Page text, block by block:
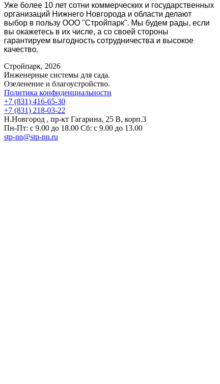
Уже более 10 лет сотни коммерческих и государственных
организаций Нижнего Новгорода и области делают
выбор в пользу ООО "Стройпарк". Мы будем рады, если
вы окажетесь в их числе, а со своей стороны
гарантируем выгодность сотрудничества и высокое
качество.
Стройпарк, 2026
Инженерные системы для сада.
Озеленение и благоустройство.
Политика конфиденциальности
+7 (831) 416-65-30
+7 (831) 218-03-22
Н.Новгород , пр-кт Гагарина, 25 В, корп.3
Пн-Пт: с 9.00 до 18.00 Сб: с 9.00 до 13.00
stp-nn@stp-nn.ru